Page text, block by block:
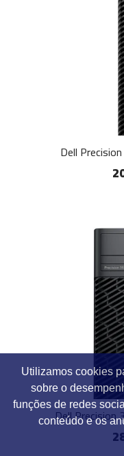
Utilizamos cookies
sobre o
funções de redes
conteúdo e os
Dell
Dell Precision